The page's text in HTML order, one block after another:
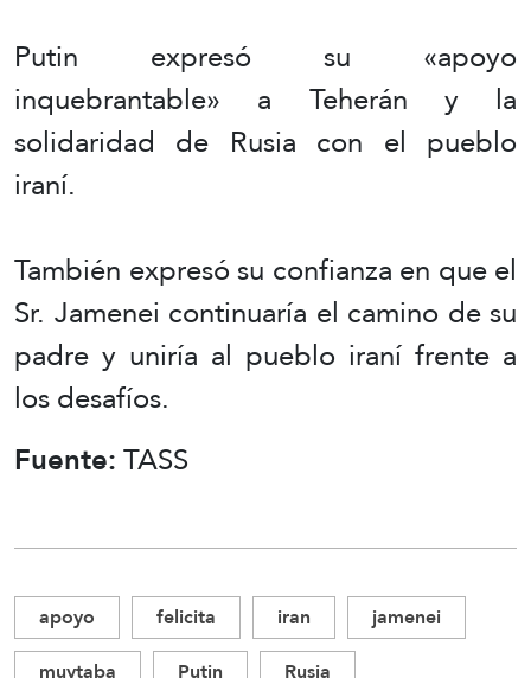
Putin expresó su «apoyo
inquebrantable» a Teherán y la
solidaridad de Rusia con el pueblo
iraní.
También expresó su confianza en que el
Sr. Jamenei continuaría el camino de su
padre y uniría al pueblo iraní frente a
los desafíos.
Fuente:TASS
apoyo felicita iran
jamenei